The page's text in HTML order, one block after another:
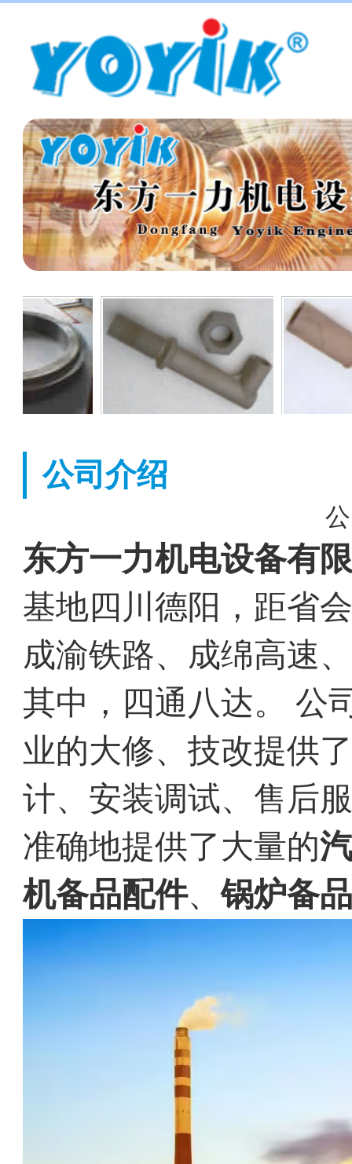
公司介绍
东方一力机电设备有
基地四川德阳，距省
成渝铁路、成绵高速
其中，四通八达。 公
业的大修、技改提供
计、安装调试、售后
准确地提供了大量的
机备品配件、锅炉备